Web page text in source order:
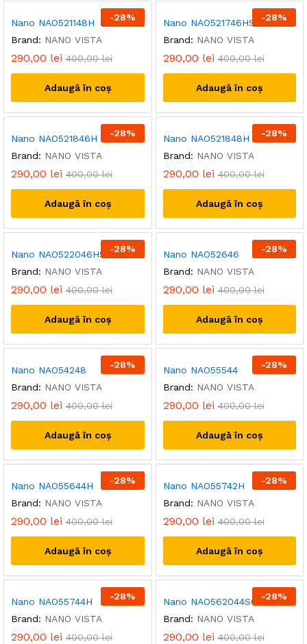
-28%
Nano NAO521148H
Brand: NANO VISTA
290,00 lei 400,00lei
Adaugă în coș
-28%
Nano NAO521746HSC
Brand: NANO VISTA
290,00 lei 400,00lei
Adaugă în coș
-28%
Nano NAO521846H
Brand: NANO VISTA
290,00 lei 400,00lei
Adaugă în coș
-28%
Nano NAO521848H
Brand: NANO VISTA
290,00 lei 400,00lei
Adaugă în coș
-28%
Nano NAO522046HSC
Brand: NANO VISTA
290,00 lei 400,00lei
Adaugă în coș
-28%
Nano NAO52646
Brand: NANO VISTA
290,00 lei 400,00lei
Adaugă în coș
-28%
Nano NAO54248
Brand: NANO VISTA
290,00 lei 400,00lei
Adaugă în coș
-28%
Nano NAO55544
Brand: NANO VISTA
290,00 lei 400,00lei
Adaugă în coș
-28%
Nano NAO55644H
Brand: NANO VISTA
290,00 lei 400,00lei
Adaugă în coș
-28%
Nano NAO55742H
Brand: NANO VISTA
290,00 lei 400,00lei
Adaugă în coș
-28%
Nano NAO55744H
Brand: NANO VISTA
290,00 lei 400,00lei
-28%
Nano NAO562044SC
Brand: NANO VISTA
290,00 lei 400,00lei